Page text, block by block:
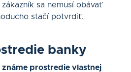
zákazník sa nemusí obávať
stačí potvrdiť.
banky
známe prostredie vlastnej